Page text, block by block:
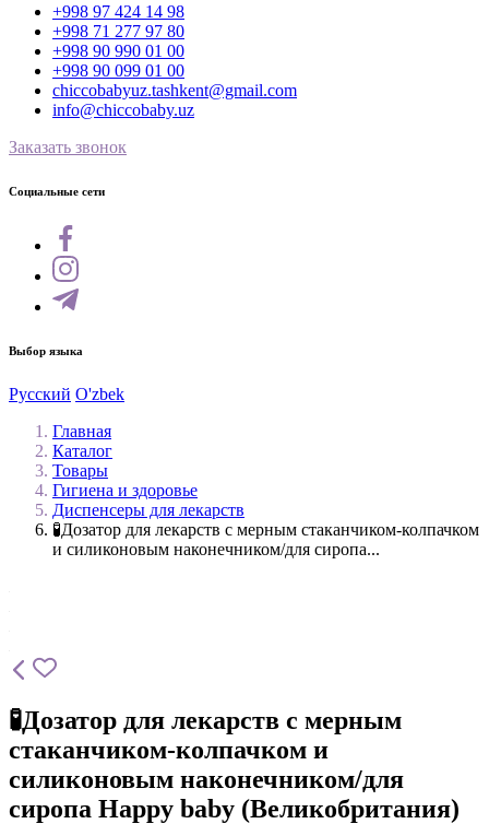
+998 97 424 14 98
+998 71 277 97 80
+998 90 990 01 00
+998 90 099 01 00
chiccobabyuz.tashkent@gmail.com
info@chiccobaby.uz
Заказать звонок
Социальные сети
Выбор языка
Русский O'zbek
Главная
Каталог
Товары
Гигиена и здоровье
Диспенсеры для лекарств
🧪Дозатор для лекарств с мерным стаканчиком-колпачком
и силиконовым наконечником/для сиропа...
🧪Дозатор для лекарств с мерным
стаканчиком-колпачком и
силиконовым наконечником/для
сиропа Happy baby (Великобритания)